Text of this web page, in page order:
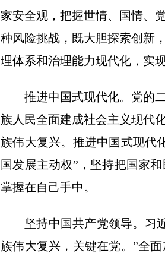
家安全观，把握世情、国情、
种风险挑战，既大胆探索创新
理体系和治理能力现代化，实
推进中国式现代化。党的
族人民全面建成社会主义现代
族伟大复兴。推进中国式现代
国发展主动权”，坚持把国家
掌握在自己手中。
坚持中国共产党领导。习
族伟大复兴，关键在党。”全